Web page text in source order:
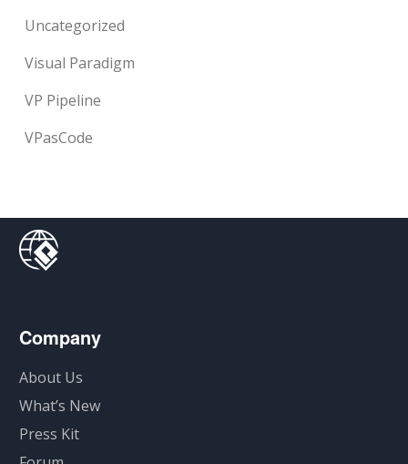
Uncategorized
Visual Paradigm
VP Pipeline
VPasCode
Company
About Us
What’s New
Press Kit